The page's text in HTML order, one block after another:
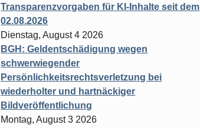
Transparenzvorgaben für KI-Inhalte seit dem
02.08.2026
Dienstag, August 4 2026
BGH: Geldentschädigung wegen
schwerwiegender
Persönlichkeitsrechtsverletzung bei
wiederholter und hartnäckiger
Bildveröffentlichung
Montag, August 3 2026